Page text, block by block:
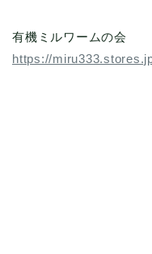
有機ミルワームの会
https://